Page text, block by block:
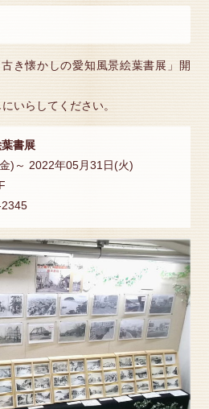
き懐かしの愛知風景絵葉書展」開
いらしてください。
書展
)～ 2022年05月31日(火)